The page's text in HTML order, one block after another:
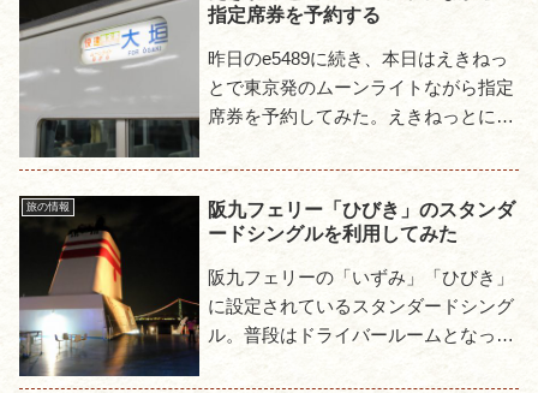
指定席券を予約する
昨日のe5489に続き、本日はえきねっ
とで東京発のムーンライトながら指定
席券を予約してみた。えきねっとにし
いう程度の理由で、大垣発の場合に
e5489にするというのと同...
旅の情報
阪九フェリー「ひびき」のスタンダ
ードシングルを利用してみた
阪九フェリーの「いずみ」「ひびき」
に設定されているスタンダードシング
ル。普段はドライバールームとなって